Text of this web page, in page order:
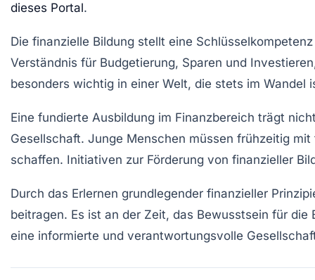
dieses Portal.
Die finanzielle Bildung stellt eine
Verständnis für Budgetierung, Sparen und Investieren
besonders wichtig in einer Welt, die stets im Wandel
Eine fundierte Ausbildung im Finanzbereich trägt
Gesellschaft. Junge Menschen müssen frühzeitig
schaffen. Initiativen zur Förderung von finanzieller
Durch das Erlernen grundlegender finanzieller
beitragen. Es ist an der Zeit, das Bewusstsein für die
eine informierte und verantwortungsvolle